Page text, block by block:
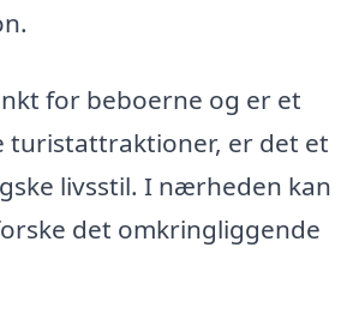
for beboerne og er et
turistattraktioner, er det et
livsstil. I nærheden kan
det omkringliggende